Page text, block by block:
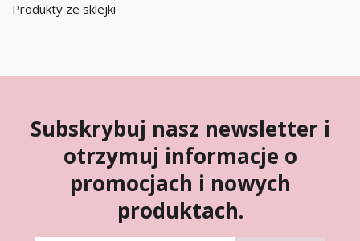
Produkty ze sklejki
Subskrybuj nasz newsletter i
otrzymuj informacje o
promocjach i nowych
produktach.